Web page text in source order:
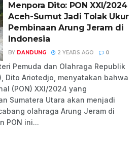
Menpora Dito: PON XXI/2024
Aceh-Sumut Jadi Tolak Ukur
Pembinaan Arung Jeram di
Indonesia
BY DANDUNG 2 YEARS AGO 0
Pemuda dan Olahraga Republik
Dito Ariotedjo, menyatakan bahwa
(PON) XXI/2024 yang
Sumatera Utara akan menjadi
olahraga Arung Jeram di
PON ini...